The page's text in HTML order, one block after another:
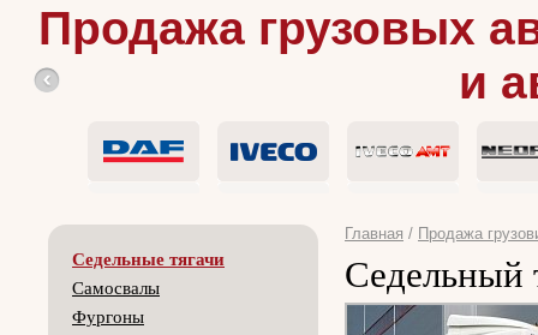
Продажа грузовых
и
Седельные тягачи
Самосвалы
Фургоны
Главная / Продажа
Седельный